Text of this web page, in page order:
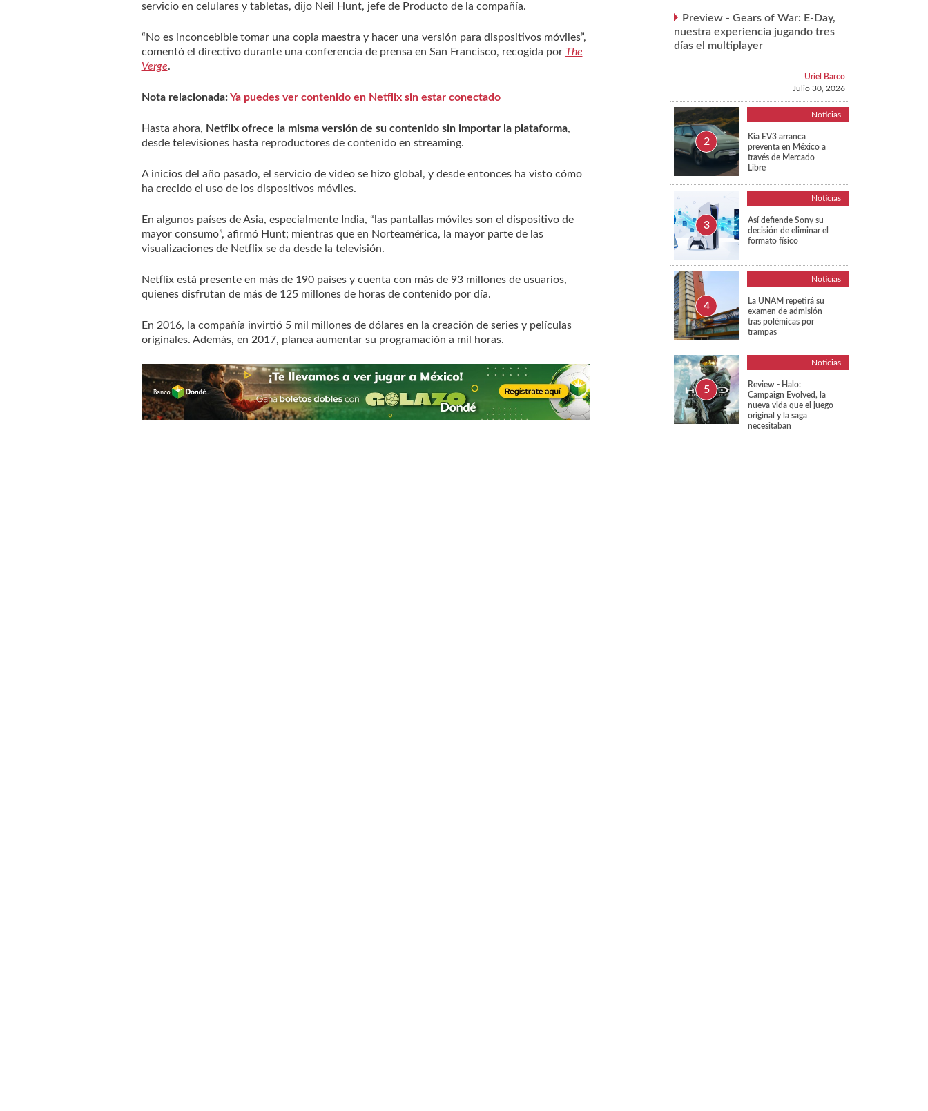
servicio en celulares y tabletas, dijo Neil Hunt, jefe de Producto de la compañía.
“No es inconcebible tomar una copia maestra y hacer una versión para dispositivos móviles”,
comentó el directivo durante una conferencia de prensa en San Francisco, recogida por The
Verge.
Nota relacionada:Ya puedes ver contenido en Netflix sin estar conectado
Hasta ahora, Netflix ofrece la misma versión de su contenido sin importar la plataforma,
desde televisiones hasta reproductores de contenido en streaming.
A inicios del año pasado, el servicio de video se hizo global, y desde entonces ha visto cómo
ha crecido el uso de los dispositivos móviles.
En algunos países de Asia, especialmente India, “las pantallas móviles son el dispositivo de
mayor consumo”, afirmó Hunt; mientras que en Norteamérica, la mayor parte de las
visualizaciones de Netflix se da desde la televisión.
Netflix está presente en más de 190 países y cuenta con más de 93 millones de usuarios,
quienes disfrutan de más de 125 millones de horas de contenido por día.
En 2016, la compañía invirtió 5 mil millones de dólares en la creación de series y películas
originales. Además, en 2017, planea aumentar su programación a mil horas.
Preview - Gears of War: E-Day,
nuestra experiencia jugando tres
días el multiplayer
Uriel Barco
Julio 30, 2026
Noticias
Kia EV3 arranca
preventa en México a
través de Mercado
Libre
Noticias
Así defiende Sony su
decisión de eliminar el
formato físico
Noticias
La UNAM repetirá su
examen de admisión
tras polémicas por
trampas
Noticias
Review - Halo:
Campaign Evolved, la
nueva vida que el juego
original y la saga
necesitaban